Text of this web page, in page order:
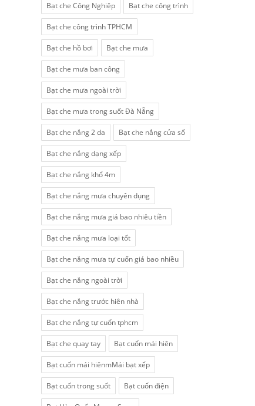
Bạt che Công Nghiệp Bạt che công trình
Bạt che công trình TPHCM
Bạt che hồ bơi Bạt che mưa
Bạt che mưa ban công
Bạt che mưa ngoài trời
Bạt che mưa trong suốt Đà Nẵng
Bạt che nắng 2 da Bạt che nắng cửa sổ
Bạt che nắng dạng xếp
Bạt che nắng khổ 4m
Bạt che nắng mưa chuyên dụng
Bạt che nắng mưa giá bao nhiêu tiền
Bạt che nắng mưa loại tốt
Bạt che nắng mưa tự cuốn giá bao nhiều
Bạt che nắng ngoài trời
Bạt che nắng trước hiên nhà
Bạt che nắng tự cuốn tphcm
Bạt che quay tay Bạt cuốn mái hiên
Bạt cuốn mái hiênmMái bạt xếp
Bạt cuốn trong suốt Bạt cuốn điện